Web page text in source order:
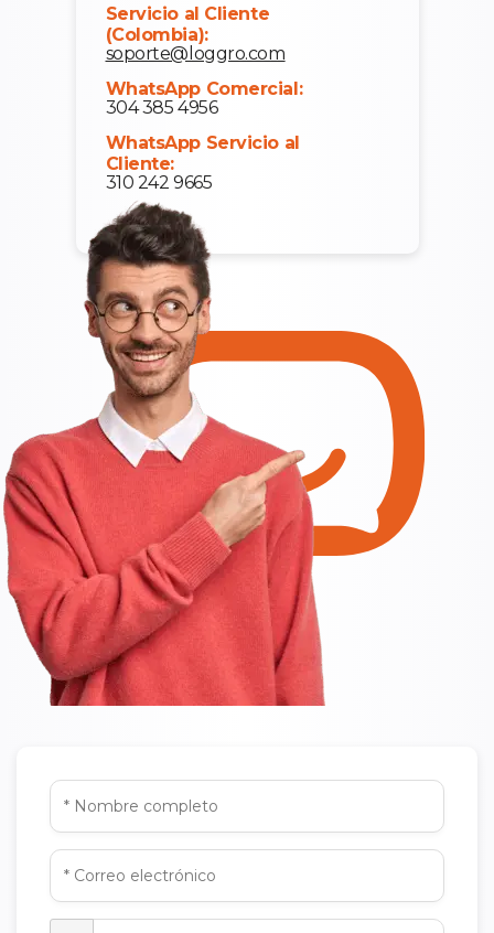
Servicio al Cliente
(Colombia):
soporte@loggro.com
WhatsApp Comercial:
304 385 4956
WhatsApp Servicio al
Cliente:
310 242 9665